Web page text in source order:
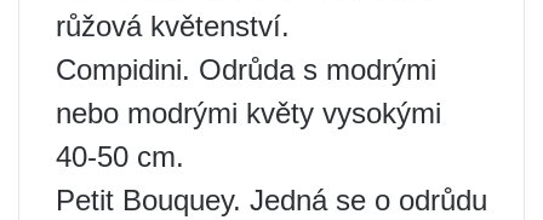
růžová květenství.
Compidini. Odrůda s modrými
nebo modrými květy vysokými
40-50 cm.
Petit Bouquey. Jedná se o odrůdu